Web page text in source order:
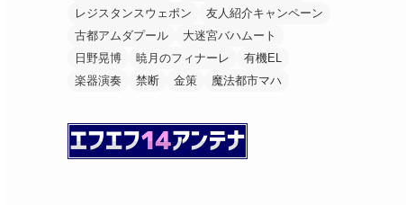
レジスタンスウェポン
友人紹介キャンペーン
古都アムダプール
大迷宮バハムート
日野晃博
暁月のフィナーレ
有機EL
楽器演奏
禁断 金策 魔法都市マハ